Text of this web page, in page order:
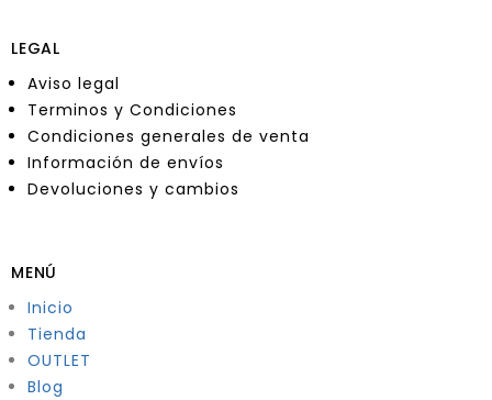
LEGAL
Aviso legal
Terminos y Condiciones
Condiciones generales de venta
Información de envíos
Devoluciones y cambios
MENÚ
Inicio
Tienda
OUTLET
Blog